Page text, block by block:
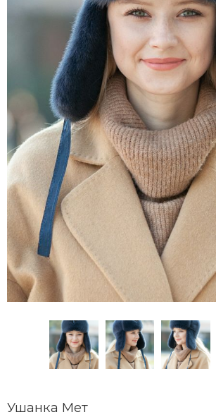
Ушанка Мет